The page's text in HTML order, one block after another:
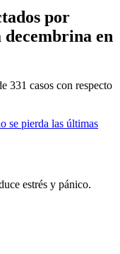
por
en
331 casos con respecto
se pierda las últimas
estrés y pánico.